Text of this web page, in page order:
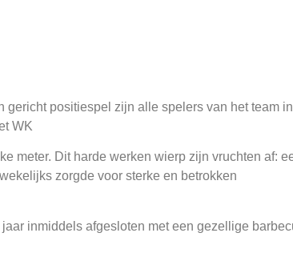
positiespel zijn alle spelers van het team
WK
meter. Dit harde werken wierp zijn vruchten af:
zorgde voor sterke en betrokken
inmiddels afgesloten met een gezellige